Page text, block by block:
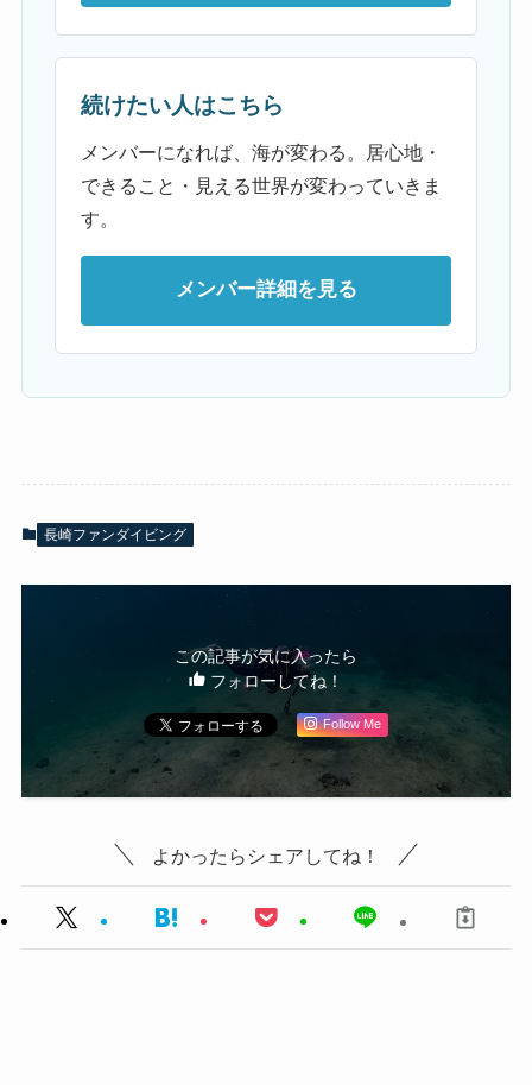
続けたい人はこちら
メンバーになれば、海が変わる。居心地・
できること・見える世界が変わっていきま
す。
メンバー詳細を見る
長崎ファンダイビング
この記事が気に入ったら
フォローしてね！
Follow Me
よかったらシェアしてね！